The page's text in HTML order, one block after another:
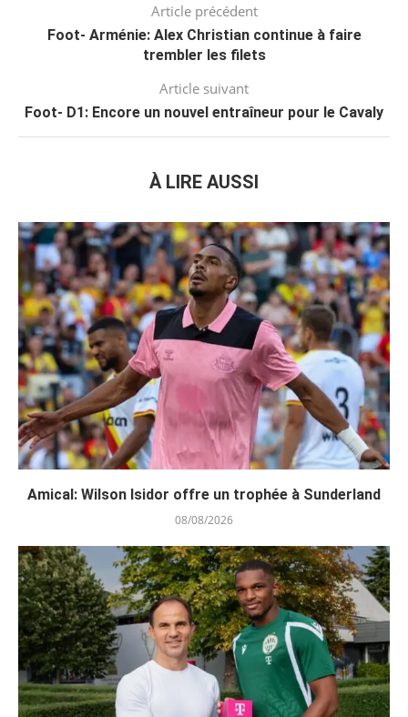
Article précédent
Foot- Arménie: Alex Christian continue à faire
trembler les filets
Article suivant
Foot- D1: Encore un nouvel entraîneur pour le Cavaly
À LIRE AUSSI
Amical: Wilson Isidor offre un trophée à Sunderland
08/08/2026